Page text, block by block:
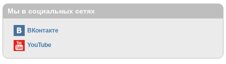
Мы в социальных сетях
ВКонтакте
YouTube